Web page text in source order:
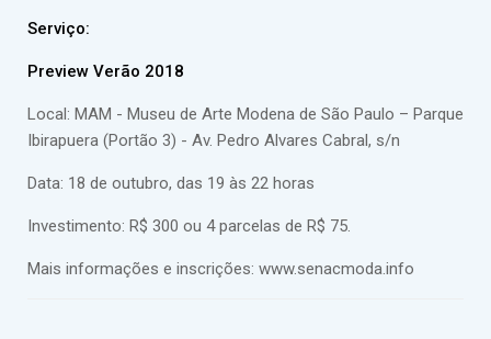
Serviço:
Preview Verão 2018
Local: MAM - Museu de Arte Modena de São Paulo – Parque
Ibirapuera (Portão 3) - Av. Pedro Alvares Cabral, s/n
Data: 18 de outubro, das 19 às 22 horas
Investimento: R$ 300 ou 4 parcelas de R$ 75.
Mais informações e inscrições: www.senacmoda.info